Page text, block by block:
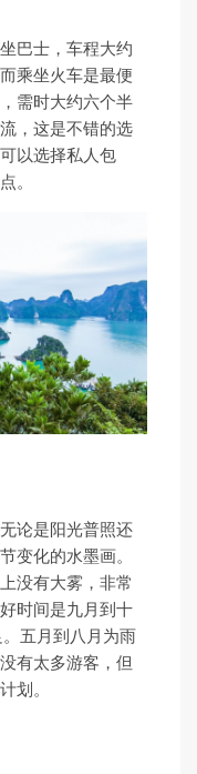
巴士，车程大约
乘坐火车是最便
需时大约六个半
，这是不错的选
以选择私人包
。
论是阳光普照还
变化的水墨画。
没有大雾，非常
时间是九月到十
五月到八月为雨
有太多游客，但
划。